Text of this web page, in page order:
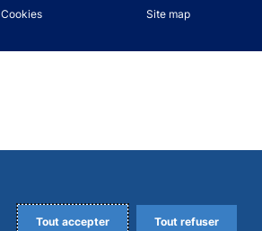
Tout accepter Tout refuser
Cookies Site map